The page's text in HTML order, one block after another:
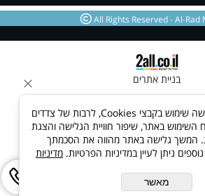
All Rights Reserved - Al-Rad
בניית אתרים
לידיעתך, באתרנו נעשה שימוש בקבצי Cookies, לרבות של צדדים
השימוש באתר, שיפור חוויית הגלישה והצגת
המשך גלישה באתר מהווה את הסכמתך
ניתן לעיין במדיניות הפרטיות. מדיניות
מאשר